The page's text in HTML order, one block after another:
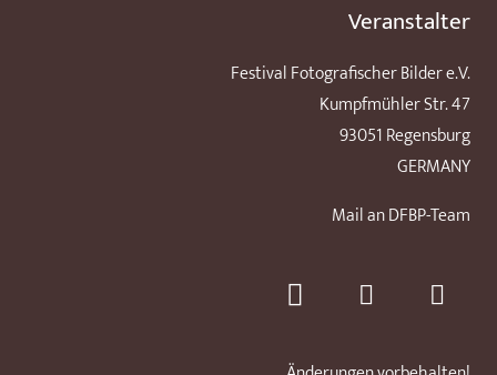
Veranstalter
Festival Fotografischer Bilder e.V.
Kumpfmühler Str. 47
93051 Regensburg
GERMANY
Mail an DFBP-Team